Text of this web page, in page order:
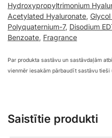
Hydroxypropyltrimonium
Acetylated Hyaluronate,
Polyquaternium-7, Disodium
Benzoate, Fragrance
Par produkta sastāvu un sastāvdaļām
vienmēr iesakām pārbaudīt sastāvu tieši
Saistītie produkti